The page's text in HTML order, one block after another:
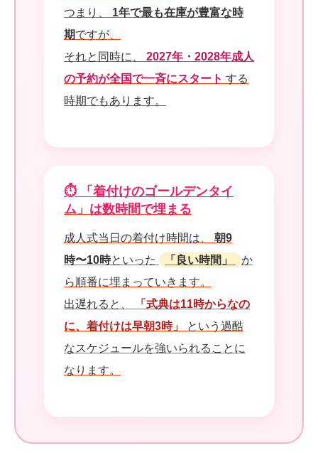
つまり、 1年で最も在庫が豊富な時
期ですが、
それと同時に、 2027年・2028年成人
の予約が全国で一斉にスタート する
時期でもあります。
⏱ 「着付けのゴールデンタイ
ム」は数時間で埋まる
成人式当日の着付け時間は、 朝9
時〜10時といった 「良い時間」
か
ら順番に埋まっていきます。
出遅れると、
「式典は11時からなの
に、着付けは早朝3時」
という過酷
なスケジュールを強いられることに
なります。